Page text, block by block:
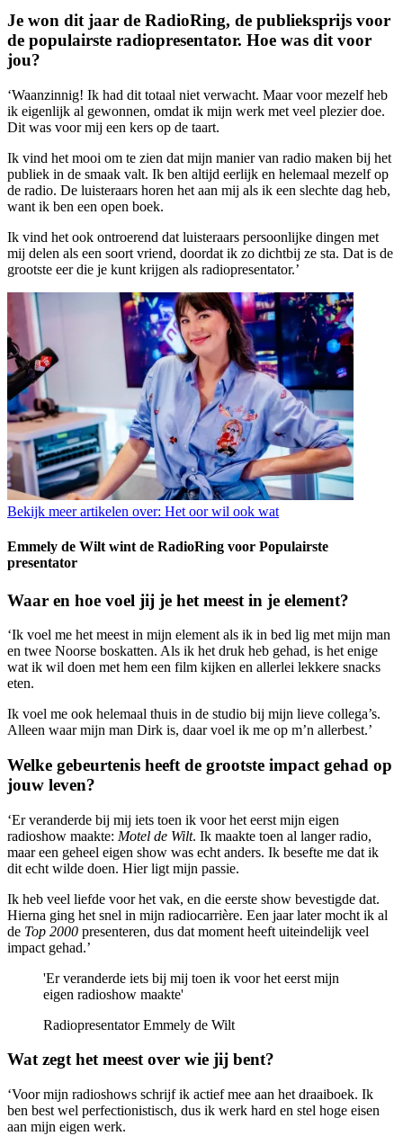
Je won dit jaar de RadioRing, de publieksprijs voor
de populairste radiopresentator. Hoe was dit voor
jou?
‘Waanzinnig! Ik had dit totaal niet verwacht. Maar voor mezelf heb
ik eigenlijk al gewonnen, omdat ik mijn werk met veel plezier doe.
Dit was voor mij een kers op de taart.
Ik vind het mooi om te zien dat mijn manier van radio maken bij het
publiek in de smaak valt. Ik ben altijd eerlijk en helemaal mezelf op
de radio. De luisteraars horen het aan mij als ik een slechte dag heb,
want ik ben een open boek.
Ik vind het ook ontroerend dat luisteraars persoonlijke dingen met
mij delen als een soort vriend, doordat ik zo dichtbij ze sta. Dat is de
grootste eer die je kunt krijgen als radiopresentator.’
Bekijk meer artikelen over: Het oor wil ook wat
Emmely de Wilt wint de RadioRing voor Populairste
presentator
Waar en hoe voel jij je het meest in je element?
‘Ik voel me het meest in mijn element als ik in bed lig met mijn man
en twee Noorse boskatten. Als ik het druk heb gehad, is het enige
wat ik wil doen met hem een film kijken en allerlei lekkere snacks
eten.
Ik voel me ook helemaal thuis in de studio bij mijn lieve collega’s.
Alleen waar mijn man Dirk is, daar voel ik me op m’n allerbest.’
Welke gebeurtenis heeft de grootste impact gehad op
jouw leven?
‘Er veranderde bij mij iets toen ik voor het eerst mijn eigen
radioshow maakte: Motel de Wilt. Ik maakte toen al langer radio,
maar een geheel eigen show was echt anders. Ik besefte me dat ik
dit echt wilde doen. Hier ligt mijn passie.
Ik heb veel liefde voor het vak, en die eerste show bevestigde dat.
Hierna ging het snel in mijn radiocarrière. Een jaar later mocht ik al
de Top 2000 presenteren, dus dat moment heeft uiteindelijk veel
impact gehad.’
'Er veranderde iets bij mij toen ik voor het eerst mijn
eigen radioshow maakte'
Radiopresentator Emmely de Wilt
Wat zegt het meest over wie jij bent?
‘Voor mijn radioshows schrijf ik actief mee aan het draaiboek. Ik
ben best wel perfectionistisch, dus ik werk hard en stel hoge eisen
aan mijn eigen werk.